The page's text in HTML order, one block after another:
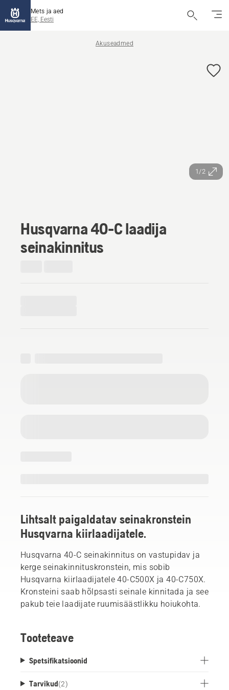
Mets ja aed
EE, Eesti
Akuseadmed
1/2
Husqvarna 40-C laadija
seinakinnitus
Lihtsalt paigaldatav seinakronstein
Husqvarna kiirlaadijatele.
Husqvarna 40-C seinakinnitus on vastupidav ja
kerge seinakinnituskronstein, mis sobib
Husqvarna kiirlaadijatele 40-C500X ja 40-C750X.
Kronsteini saab hõlpsasti seinale kinnitada ja see
pakub teie laadijate ruumisäästlikku hoiukohta.
Tooteteave
Spetsifikatsioonid
Tarvikud(2)